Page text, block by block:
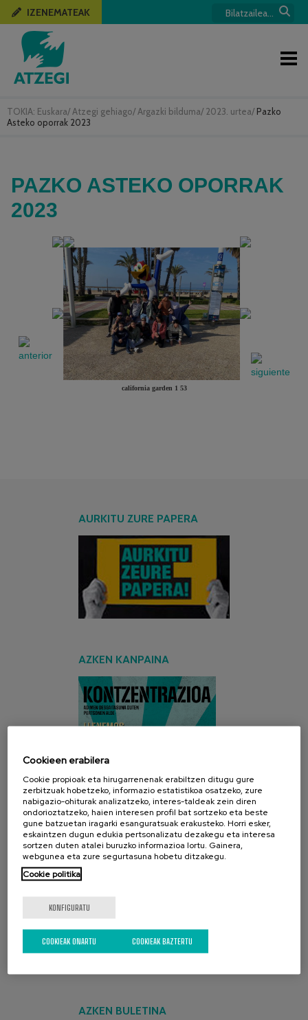
TOKIA: Euskara/ Atzegi gehiago/ Argazki bilduma/ 2023. urtea/ Pazko
Asteko oporrak 2023
IZENEMATEAK
PAZKO ASTEKO OPORRAK
2023
california garden 1 53
AURKITU ZURE PAPERA
AZKEN KANPAINA
SARE SOZIALAK
AZKEN BULETINA
Cookieen erabilera
Cookie propioak eta hirugarrenenak erabiltzen ditugu gure
zerbitzuak hobetzeko, informazio estatistikoa osatzeko, zure
nabigazio-ohiturak analizatzeko, interes-taldeak zein diren
ondorioztatzeko, haien interesen profil bat sortzeko eta beste
gune batzuetan iragarki esanguratsuak erakusteko. Horri esker,
eskaintzen dugun edukia pertsonalizatu dezakegu eta interesa
sortzen duten atalei buruzko informazioa lortu. Gainera,
webgunea eta zure segurtasuna hobetu ditzakegu.
Cookie politika
KONFIGURATU
COOKIEAK BAZTERTU
COOKIEAK ONARTU